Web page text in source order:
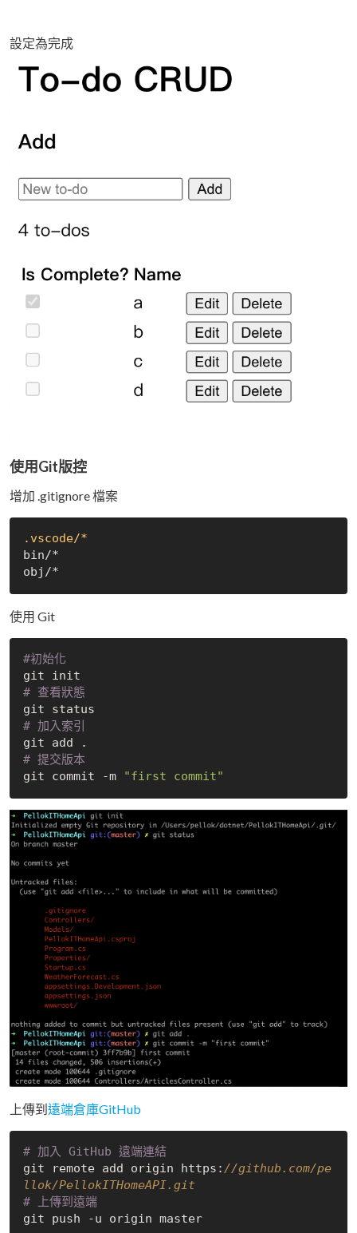
設定為完成
使用Git版控
增加 .gitignore 檔案
.vscode/*
bin/*
使用 Git
#初始化
# 查看狀態
# 加入索引
# 提交版本
git commit -m
"first commit"
上傳到遠端倉庫GitHub
# 加入 GitHub 遠端連結
git remote add origin https: //github.com/pe
llok/PellokITHomeAPI.git
# 上傳到遠端
git push -u origin master